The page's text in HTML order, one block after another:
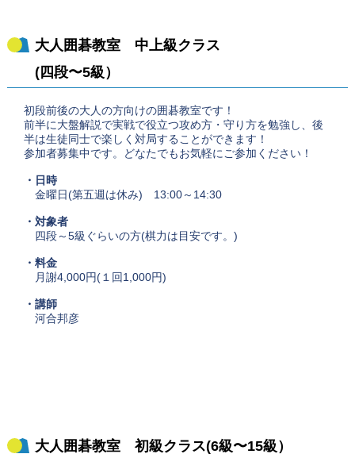
大人囲碁教室 中上級クラス
(四段〜5級）
初段前後の大人の方向けの囲碁教室です！
前半に大盤解説で実戦で役立つ攻め方・守り方を勉強し、後
半は生徒同士で楽しく対局することができます！
参加者募集中です。どなたでもお気軽にご参加ください！
・日時
金曜日(第五週は休み) 13:00～14:30
・対象者
四段～5級ぐらいの方(棋力は目安です。)
・料金
月謝4,000円(１回1,000円)
・講師
河合邦彦
大人囲碁教室 初級クラス(6級〜15級）